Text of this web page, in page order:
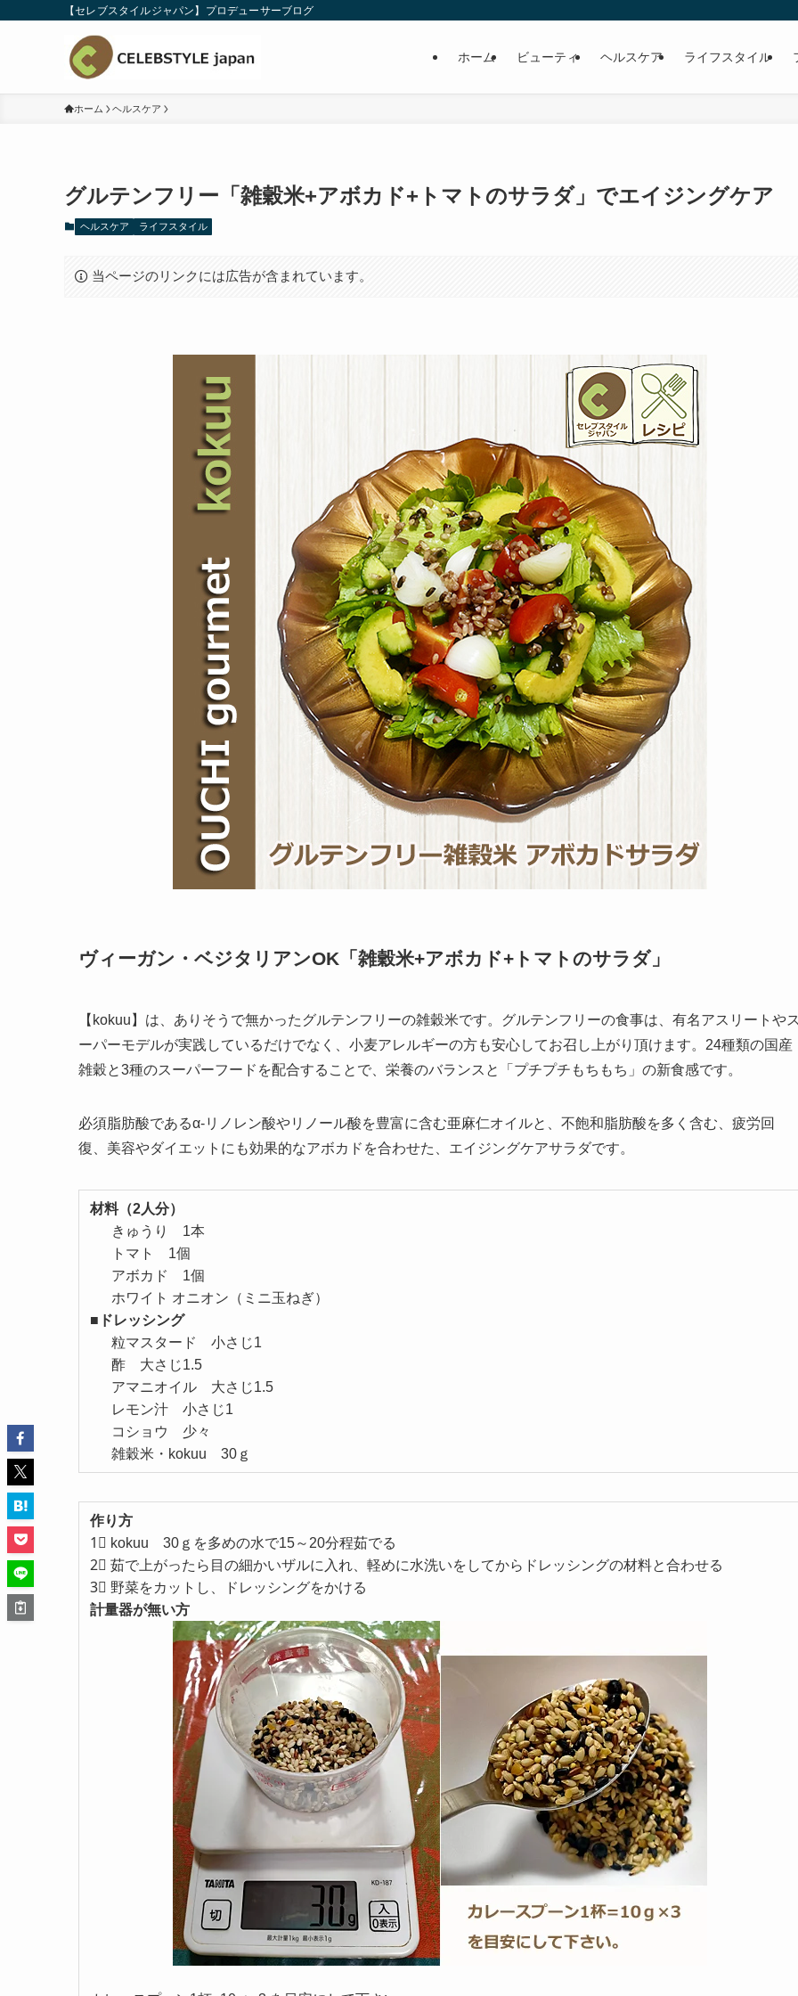
【セレブスタイルジャパン】プロデューサーブログ
ホーム ビューティ ヘルスケア ライフスタイル
ホーム ヘルスケア
グルテンフリー「雑穀米+アボカド+トマトのサラダ」でエイジングケア
ヘルスケア ライフスタイル
当ページのリンクには広告が含まれています。
ヴィーガン・ベジタリアンOK「雑穀米+アボカド+トマトのサラダ」
【kokuu】は、ありそうで無かったグルテンフリーの雑穀米です。グルテンフリーの食事は、有名アスリートや
ーパーモデルが実践しているだけでなく、小麦アレルギーの方も安心してお召し上がり頂けます。24種類の国産
雑穀と3種のスーパーフードを配合することで、栄養のバランスと「プチプチもちもち」の新食感です。
必須脂肪酸であるα-リノレン酸やリノール酸を豊富に含む亜麻仁オイルと、不飽和脂肪酸を多く含む、疲労回
復、美容やダイエットにも効果的なアボカドを合わせた、エイジングケアサラダです。
材料（2人分）
きゅうり 1本
トマト 1個
アボカド 1個
ホワイト オニオン（ミニ玉ねぎ）
■ドレッシング
粒マスタード 小さじ1
酢 大さじ1.5
アマニオイル 大さじ1.5
レモン汁 小さじ1
コショウ 少々
雑穀米・kokuu 30ｇ
作り方
1⃣ kokuu 30ｇを多めの水で15～20分程茹でる
2⃣ 茹で上がったら目の細かいザルに入れ、軽めに水洗いをしてからドレッシングの材料と合わせる
3⃣ 野菜をカットし、ドレッシングをかける
計量器が無い方